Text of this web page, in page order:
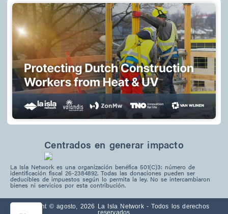
Centrados en generar impacto
La Isla Network es una organización benéfica 501(C)3: número de
identificación fiscal 26-2384892. Todas las donaciones pueden ser
deducibles de impuestos según lo permita la ley. No se intercambiaron
bienes ni servicios por esta contribución.
Copyright © agosto, 2026 La Isla Network - Todos los derechos
reservados
EN
PT